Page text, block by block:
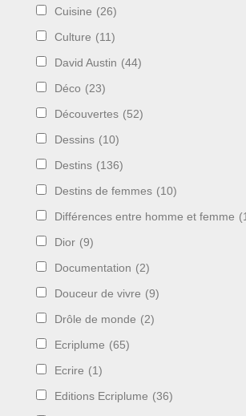
Cuisine (26)
Culture (11)
David Austin (44)
Déco (23)
Découvertes (52)
Dessins (10)
Destins (136)
Destins de femmes (10)
Différences entre homme et femme
Dior (9)
Documentation (2)
Douceur de vivre (9)
Drôle de monde (2)
Ecriplume (65)
Ecrire (1)
Editions Ecriplume (36)